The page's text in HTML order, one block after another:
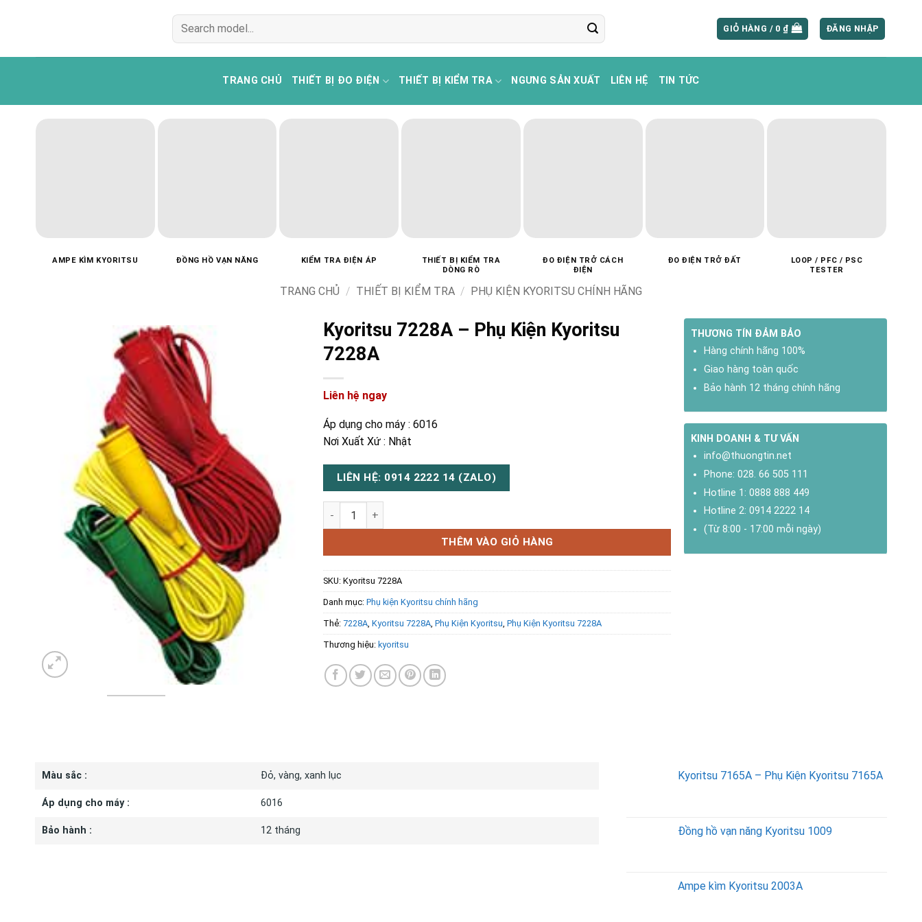
dung
Tìm
kiếm:
GIỎ HÀNG / 0 ₫ ĐĂNG NHẬP
TRANG CHỦ THIẾT BỊ ĐO ĐIỆN THIẾT BỊ KIỂM TRA NGƯNG SẢN XUẤT LIÊN HỆ TIN TỨC
AMPE KÌM KYORITSU ĐỒNG HỒ VẠN NĂNG KIỂM TRA ĐIỆN ÁP
THIẾT BỊ KIỂM TRA
DÒNG RÒ
ĐO ĐIỆN TRỞ CÁCH
ĐIỆN
ĐO ĐIỆN TRỞ ĐẤT
LOOP / PFC / PSC
TESTER
TRANG CHỦ / THIẾT BỊ KIỂM TRA / PHỤ KIỆN KYORITSU CHÍNH HÃNG
Kyoritsu 7228A – Phụ Kiện Kyoritsu
7228A
Liên hệ ngay
Áp dụng cho máy : 6016
Nơi Xuất Xứ : Nhật
LIÊN HỆ: 0914 2222 14 (ZALO)
Kyoritsu 7228A – Phụ Kiện Kyoritsu 7228A số lượng
THÊM VÀO GIỎ HÀNG
SKU:Kyoritsu 7228A
Danh mục:Phụ kiện Kyoritsu chính hãng
Thẻ:7228A ,Kyoritsu 7228A ,Phụ Kiện Kyoritsu ,Phụ Kiện Kyoritsu 7228A
Thương hiệu: kyoritsu
THƯƠNG TÍN ĐẢM BẢO
Hàng chính hãng 100%
Giao hàng toàn quốc
Bảo hành 12 tháng chính hãng
KINH DOANH & TƯ VẤN
info@thuongtin.net
Phone:028. 66 505 111
Hotline 1:0888 888 449
Hotline 2:0914 2222 14
(Từ 8:00 - 17:00 mỗi ngày)
Màu sắc : Đỏ, vàng, xanh lục
Áp dụng cho máy : 6016
Bảo hành : 12 tháng
Kyoritsu 7165A – Phụ Kiện Kyoritsu 7165A
Đồng hồ vạn năng Kyoritsu 1009
Ampe kìm Kyoritsu 2003A